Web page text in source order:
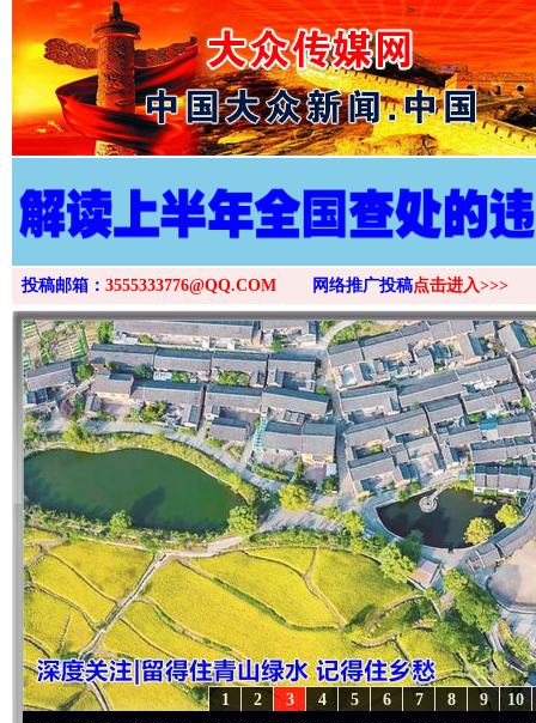
>
投稿邮箱： 3555333776@QQ.COM 网络推广投稿点击进入>>>
10
9
8
7
6
5
4
3
2
1